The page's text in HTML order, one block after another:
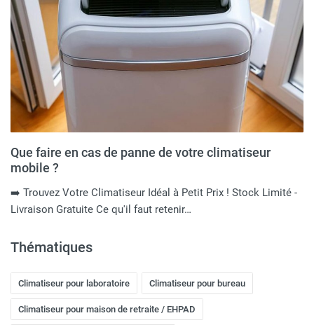
Que faire en cas de panne de votre climatiseur
mobile ?
➡️ Trouvez Votre Climatiseur Idéal à Petit Prix ! Stock Limité -
Livraison Gratuite Ce qu'il faut retenir…
Thématiques
Climatiseur pour laboratoire Climatiseur pour bureau
Climatiseur pour maison de retraite / EHPAD